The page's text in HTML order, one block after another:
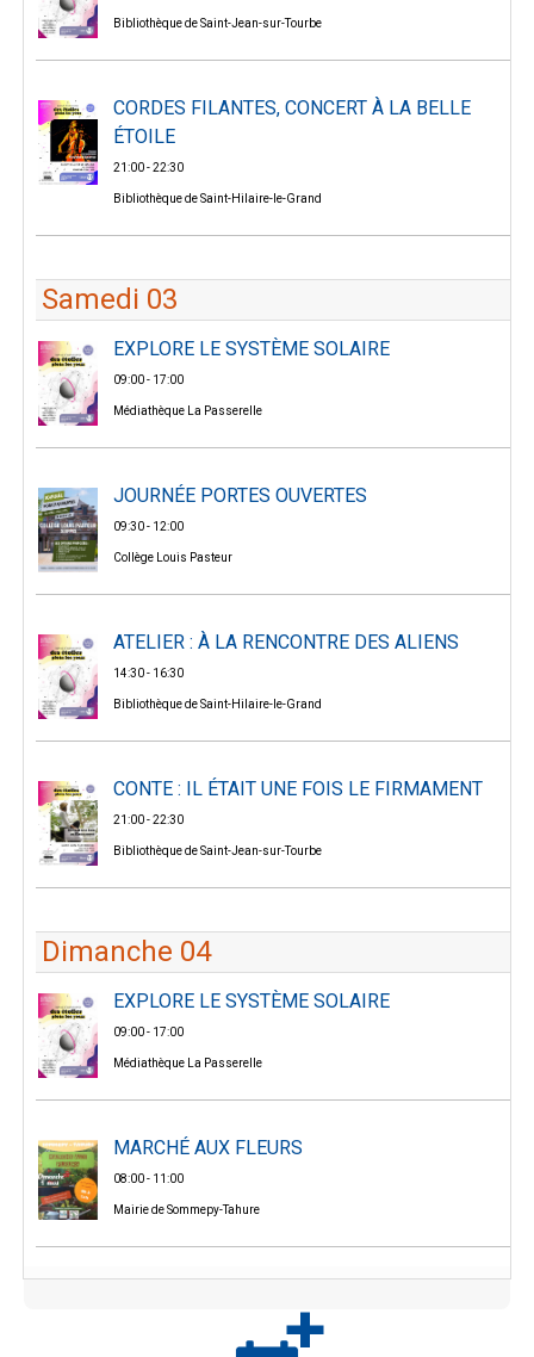
Bibliothèque de Saint-Jean-sur-Tourbe
CORDES FILANTES, CONCERT À LA BELLE
ÉTOILE
21:00 - 22:30
Bibliothèque de Saint-Hilaire-le-Grand
Samedi 03
EXPLORE LE SYSTÈME SOLAIRE
09:00 - 17:00
Médiathèque La Passerelle
JOURNÉE PORTES OUVERTES
09:30 - 12:00
Collège Louis Pasteur
ATELIER : À LA RENCONTRE DES ALIENS
14:30 - 16:30
Bibliothèque de Saint-Hilaire-le-Grand
CONTE : IL ÉTAIT UNE FOIS LE FIRMAMENT
21:00 - 22:30
Bibliothèque de Saint-Jean-sur-Tourbe
Dimanche 04
EXPLORE LE SYSTÈME SOLAIRE
09:00 - 17:00
Médiathèque La Passerelle
MARCHÉ AUX FLEURS
08:00 - 11:00
Mairie de Sommepy-Tahure